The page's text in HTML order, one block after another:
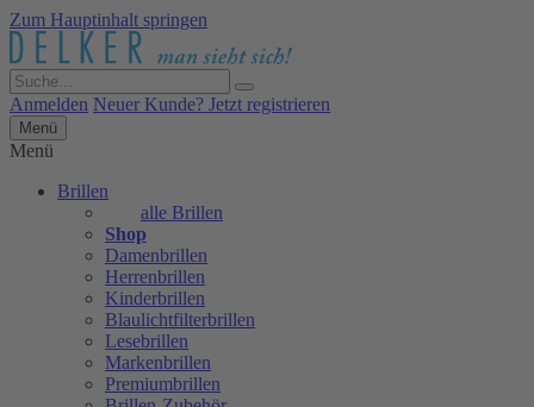
Zum Hauptinhalt springen
Anmelden Neuer Kunde? Jetzt registrieren
Menü
Menü
Brillen
alle Brillen
Shop
Damenbrillen
Herrenbrillen
Kinderbrillen
Blaulichtfilterbrillen
Lesebrillen
Markenbrillen
Premiumbrillen